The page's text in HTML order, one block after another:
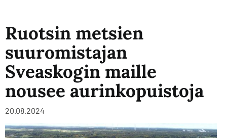
Ruotsin metsien
suuromistajan
Sveaskogin maille
nousee aurinkopuistoja
20.08.2024